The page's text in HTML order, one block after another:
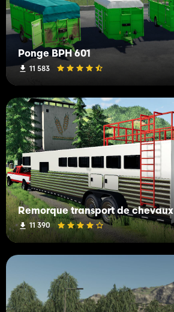
Ponge BPH 601
11 583
Remorque transport de chevaux
11 390